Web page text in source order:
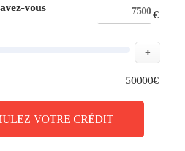
vous
€
+
50000€
VOTRE CRÉDIT